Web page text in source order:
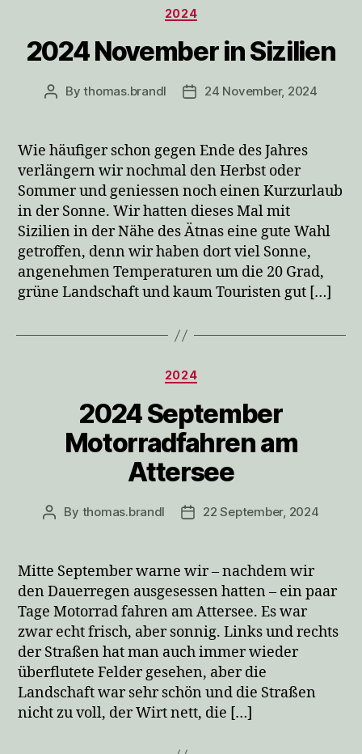
Categories
2024
2024 November in Sizilien
PostBythomas.brandl
Post24 November, 2024
Wie häufiger schon gegen Ende des Jahres
verlängern wir nochmal den Herbst oder
Sommer und geniessen noch einen Kurzurlaub
in der Sonne. Wir hatten dieses Mal mit
Sizilien in der Nähe des Ätnas eine gute Wahl
getroffen, denn wir haben dort viel Sonne,
angenehmen Temperaturen um die 20 Grad,
grüne Landschaft und kaum Touristen gut […]
Categories
2024
2024 September
Motorradfahren am
Attersee
Post
By thomas.brandl
Post22 September, 2024
Mitte September warne wir – nachdem wir
den Dauerregen ausgesessen hatten – ein paar
Tage Motorrad fahren am Attersee. Es war
zwar echt frisch, aber sonnig. Links und rechts
der Straßen hat man auch immer wieder
überflutete Felder gesehen, aber die
Landschaft war sehr schön und die Straßen
nicht zu voll, der Wirt nett, die […]